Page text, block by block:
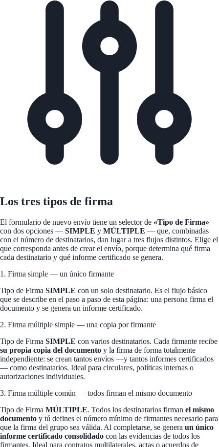
Los tres tipos de firma
El formulario de nuevo envío tiene un selector de «Tipo de Firma»
con dos opciones — SIMPLE y MÚLTIPLE — que, combinadas
con el número de destinatarios, dan lugar a tres flujos distintos. Elige el
que corresponda antes de crear el envío, porque determina qué firma
cada destinatario y qué informe certificado se genera.
1. Firma simple — un único firmante
Tipo de Firma SIMPLE con un solo destinatario. Es el flujo básico
que se describe en el paso a paso de esta página: una persona firma el
documento y se genera un informe certificado.
2. Firma múltiple simple — una copia por firmante
Tipo de Firma SIMPLE con varios destinatarios. Cada firmante recibe
su propia copia del documento y la firma de forma totalmente
independiente: se crean tantos envíos —y tantos informes certificados
— como destinatarios. Ideal para circulares, políticas internas o
autorizaciones individuales.
3. Firma múltiple común — todos firman el mismo documento
Tipo de Firma MÚLTIPLE. Todos los destinatarios firman el mismo
documento y tú defines el número mínimo de firmantes necesario para
que la firma del grupo sea válida. Al completarse, se genera un único
informe certificado consolidado con las evidencias de todos los
firmantes. Ideal para contratos multilaterales, actas o acuerdos de